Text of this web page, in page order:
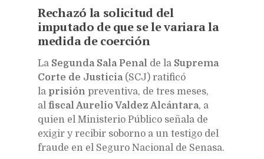
Rechazó la solicitud del
imputado de que se le variara la
medida de coerción
La Segunda Sala Penal de la Suprema
Corte de Justicia (SCJ) ratificó
la prisión preventiva, de tres meses,
al fiscal Aurelio Valdez Alcántara, a
quien el Ministerio Público señala de
exigir y recibir soborno a un testigo del
fraude en el Seguro Nacional de Senasa.